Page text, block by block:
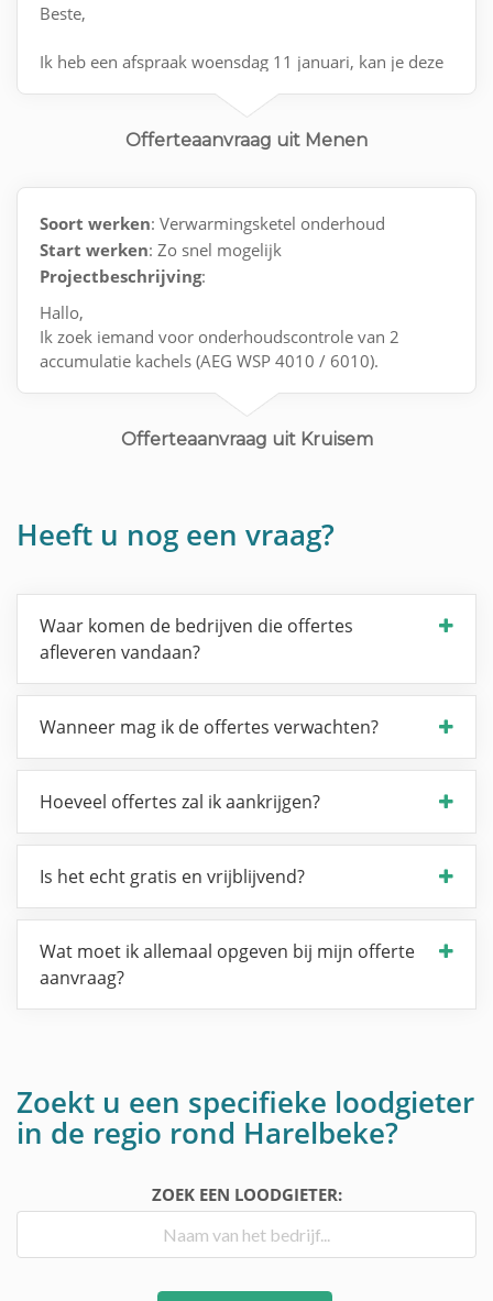
Beste,
Ik heb een afspraak woensdag 11 januari, kan je deze
8940 Wervik mvg elisah labarque
Offerteaanvraag uit Menen
Soort werken: Verwarmingsketel onderhoud
Start werken: Zo snel mogelijk
Projectbeschrijving:
Hallo,
Ik zoek iemand voor onderhoudscontrole van 2
accumulatie kachels (AEG WSP 4010 / 6010).
Offerteaanvraag uit Kruisem
Heeft u nog een vraag?
Waar komen de bedrijven die offertes
afleveren vandaan?
Wanneer mag ik de offertes verwachten?
Hoeveel offertes zal ik aankrijgen?
Is het echt gratis en vrijblijvend?
Wat moet ik allemaal opgeven bij mijn offerte
aanvraag?
Zoekt u een specifieke loodgieter
in de regio rond Harelbeke?
ZOEK EEN LOODGIETER: